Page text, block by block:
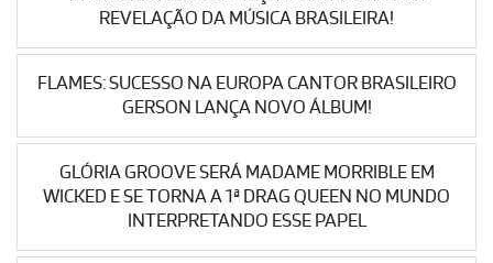
REVELAÇÃO DA MÚSICA BRASILEIRA!
FLAMES: SUCESSO NA EUROPA CANTOR BRASILEIRO
GERSON LANÇA NOVO ÁLBUM!
GLÓRIA GROOVE SERÁ MADAME MORRIBLE EM
WICKED E SE TORNA A 1ª DRAG QUEEN NO MUNDO
INTERPRETANDO ESSE PAPEL